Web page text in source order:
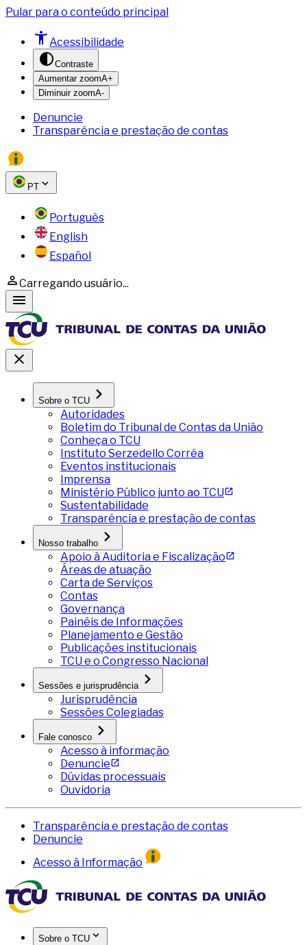
Pular para o conteúdo principal
Acessibilidade
Contraste
Aumentar zoomA+
Diminuir zoomA-
Denuncie
Transparência e prestação de contas
PT
Português
English
Español
Carregando usuário...
Sobre o TCU
Autoridades
Boletim do Tribunal de Contas da União
Conheça o TCU
Instituto Serzedello Corrêa
Eventos institucionais
Imprensa
Ministério Público junto ao TCU
Sustentabilidade
Transparência e prestação de contas
Nosso trabalho
Apoio à Auditoria e Fiscalização
Áreas de atuação
Carta de Serviços
Contas
Governança
Painéis de Informações
Planejamento e Gestão
Publicações institucionais
TCU e o Congresso Nacional
Sessões e jurisprudência
Jurisprudência
Sessões Colegiadas
Fale conosco
Acesso à informação
Denuncie
Dúvidas processuais
Ouvidoria
Transparência e prestação de contas
Denuncie
Acesso à Informação
Sobre o TCU